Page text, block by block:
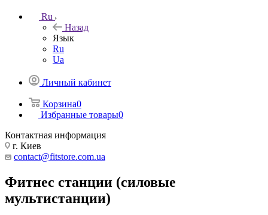
Ru
Назад
Язык
Ru
Ua
Личный кабинет
Корзина0
Избранные товары0
Контактная информация
г. Киев
contact@fitstore.com.ua
Фитнес станции (силовые
мультистанции)